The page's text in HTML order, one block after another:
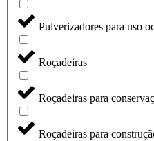
Pulverizadores para uso
Roçadeiras
Roçadeiras para
Roçadeiras para